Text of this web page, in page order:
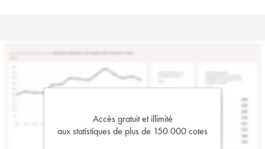
Accès gratuit et illimité
aux statistiques de plus de 150 000 cotes